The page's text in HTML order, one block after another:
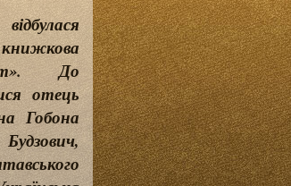
До
отець
Гобона